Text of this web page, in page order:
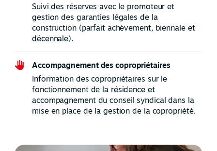
Suivi des réserves avec le promoteur et
gestion des garanties légales de la
construction (parfait achèvement, biennale et
décennale).
Accompagnement des copropriétaires
Information des copropriétaires sur le
fonctionnement de la résidence et
accompagnement du conseil syndical dans la
mise en place de la gestion de la copropriété.